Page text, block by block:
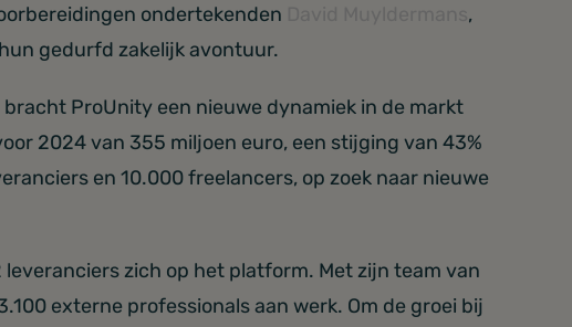
ondertekenden
,
gedurfd zakelijk avontuur.
ProUnity een nieuwe dynamiek in de markt
2024 van 355 miljoen euro, een stijging van 43%
en 10.000 freelancers, op zoek naar nieuwe
zich op het platform. Met zijn team van
externe professionals aan werk. Om de groei bij